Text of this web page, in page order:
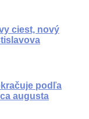
ciest, nový
podľa
augusta